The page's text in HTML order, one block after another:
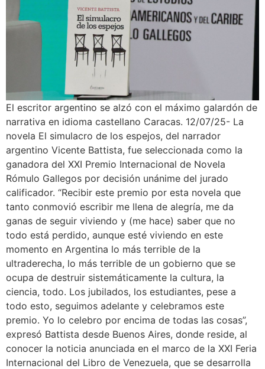
El escritor argentino se alzó con el máximo galardón de
narrativa en idioma castellano Caracas. 12/07/25- La
novela El simulacro de los espejos, del narrador
argentino Vicente Battista, fue seleccionada como la
ganadora del XXI Premio Internacional de Novela
Rómulo Gallegos por decisión unánime del jurado
calificador. “Recibir este premio por esta novela que
tanto conmovió escribir me llena de alegría, me da
ganas de seguir viviendo y (me hace) saber que no
todo está perdido, aunque esté viviendo en este
momento en Argentina lo más terrible de la
ultraderecha, lo más terrible de un gobierno que se
ocupa de destruir sistemáticamente la cultura, la
ciencia, todo. Los jubilados, los estudiantes, pese a
todo esto, seguimos adelante y celebramos este
premio. Yo lo celebro por encima de todas las cosas”,
expresó Battista desde Buenos Aires, donde reside, al
conocer la noticia anunciada en el marco de la XXI Feria
Internacional del Libro de Venezuela, que se desarrolla